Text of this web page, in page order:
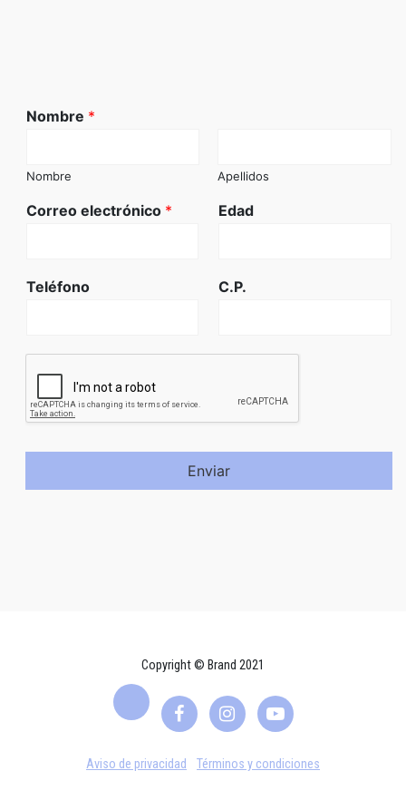
Nombre *
Nombre Apellidos
Correo electrónico * Edad
Teléfono C.P.
Enviar
Copyright © Brand 2021
Aviso de privacidad Términos y condiciones